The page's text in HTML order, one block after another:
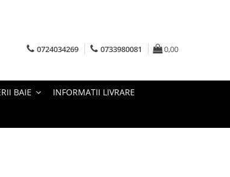
0724034269 0733980081 0,00
BAIE INFORMATII LIVRARE